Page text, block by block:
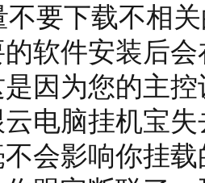
下载不相关
软件安装后
因为您的主
电脑挂机宝
会影响你挂